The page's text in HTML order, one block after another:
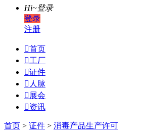
Hi~登录
登录
注册
首页
工厂
证件
 人脉
 展会
资讯
首页 > 证件 > 消毒产品生产许可